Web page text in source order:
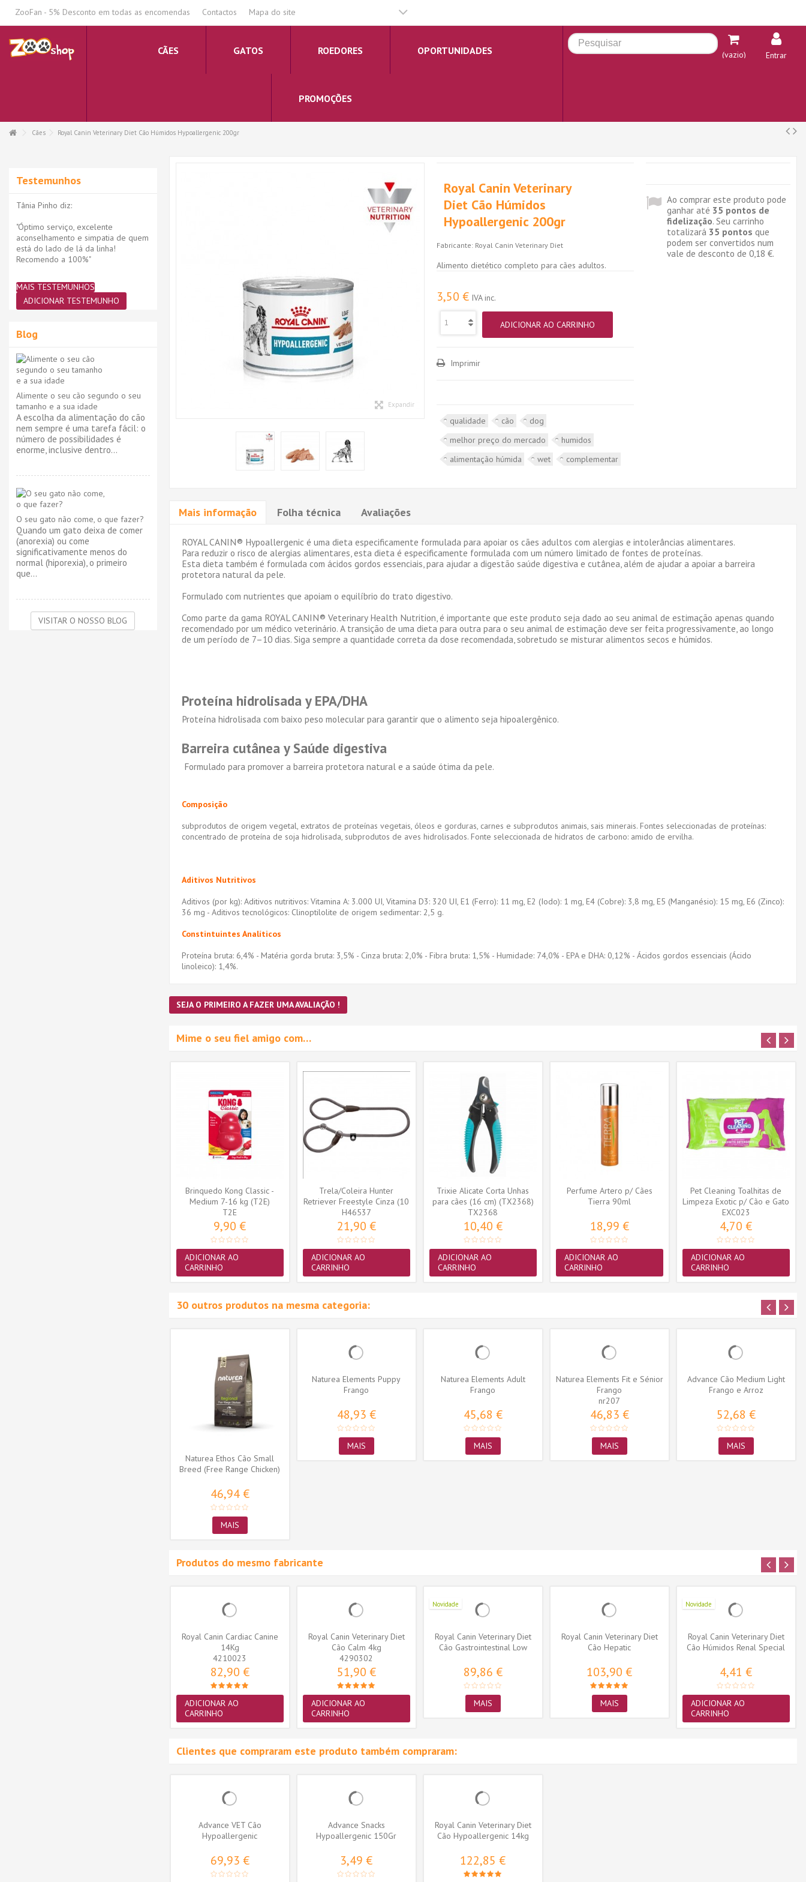
ZooFan - 5% Desconto em todas as encomendas Contactos Mapa do site
CÃES GATOS ROEDORES OPORTUNIDADES
PROMOÇÕES
(vazio) Entrar
Cães Royal Canin Veterinary Diet Cão Húmidos Hypoallergenic 200gr
Expandir
Royal Canin Veterinary
Diet Cão Húmidos
Hypoallergenic 200gr
Fabricante: Royal Canin Veterinary Diet
Alimento dietético completo para cães adultos.
3,50 € IVA inc.
ADICIONAR AO CARRINHO
Imprimir
qualidade cão
dog
melhor preço do mercado
humidos
alimentação húmida
wet complementar
Ao comprar este produto pode
ganhar até 35 pontos de
fidelização. Seu carrinho
totalizará 35 pontos que
podem ser convertidos num
vale de desconto de 0,18 €.
Mais informação Folha técnica Avaliações
ROYAL CANIN® Hypoallergenic é uma dieta especificamente formulada para apoiar os cães adultos com alergias e intolerâncias alimentares.
Para reduzir o risco de alergias alimentares, esta dieta é especificamente formulada com um número limitado de fontes de proteínas.
Esta dieta também é formulada com ácidos gordos essenciais, para ajudar a digestão saúde digestiva e cutânea, além de ajudar a apoiar a barreira
protetora natural da pele.
Formulado com nutrientes que apoiam o equilíbrio do trato digestivo.
Como parte da gama ROYAL CANIN® Veterinary Health Nutrition, é importante que este produto seja dado ao seu animal de estimação apenas quando
recomendado por um médico veterinário. A transição de uma dieta para outra para o seu animal de estimação deve ser feita progressivamente, ao longo
de um período de 7–10 dias. Siga sempre a quantidade correta da dose recomendada, sobretudo se misturar alimentos secos e húmidos.
Proteína hidrolisada y EPA/DHA
Proteína hidrolisada com baixo peso molecular para garantir que o alimento seja hipoalergênico.
Barreira cutânea y Saúde digestiva
Formulado para promover a barreira protetora natural e a saúde ótima da pele.
Composição
subprodutos de origem vegetal, extratos de proteínas vegetais, óleos e gorduras, carnes e subprodutos animais, sais minerais. Fontes seleccionadas de proteínas:
concentrado de proteína de soja hidrolisada, subprodutos de aves hidrolisados. Fonte seleccionada de hidratos de carbono: amido de ervilha.
Aditivos Nutritivos
Aditivos (por kg): Aditivos nutritivos: Vitamina A: 3.000 UI, Vitamina D3: 320 UI, E1 (Ferro): 11 mg, E2 (Iodo): 1 mg, E4 (Cobre): 3,8 mg, E5 (Manganésio): 15 mg, E6 (Zinco):
36 mg - Aditivos tecnológicos: Clinoptilolite de origem sedimentar: 2,5 g.
Constintuintes Analíticos
Proteína bruta: 6,4% - Matéria gorda bruta: 3,5% - Cinza bruta: 2,0% - Fibra bruta: 1,5% - Humidade: 74,0% - EPA e DHA: 0,12% - Ácidos gordos essenciais (Ácido
linoleico): 1,4%.
SEJA O PRIMEIRO A FAZER UMA AVALIAÇÃO !
Mime o seu fiel amigo com…
Brinquedo Kong Classic -
Medium 7-16 kg (T2E)
T2E
9,90 €
ADICIONAR AO
CARRINHO
Trela/Coleira Hunter
Retriever Freestyle Cinza (10
mm x...
H46537
21,90 €
ADICIONAR AO
CARRINHO
Trixie Alicate Corta Unhas
para cães (16 cm) (TX2368)
TX2368
10,40 €
ADICIONAR AO
CARRINHO
Perfume Artero p/ Cães
Tierra 90ml
18,99 €
ADICIONAR AO
CARRINHO
Pet Cleaning Toalhitas de
Limpeza Exotic p/ Cão e Gato
35...
EXC023
4,70 €
ADICIONAR AO
CARRINHO
30 outros produtos na mesma categoria:
Naturea Ethos Cão Small
Breed (Free Range Chicken)
46,94 €
MAIS
Naturea Elements Puppy
Frango
48,93 €
MAIS
Naturea Elements Adult
Frango
45,68 €
MAIS
Naturea Elements Fit e Sénior
Frango
nr207
46,83 €
MAIS
Advance Cão Medium Light
Frango e Arroz
52,68 €
MAIS
Produtos do mesmo fabricante
Royal Canin Cardiac Canine
14Kg
4210023
82,90 €
ADICIONAR AO
CARRINHO
Royal Canin Veterinary Diet
Cão Calm 4kg
4290302
51,90 €
ADICIONAR AO
CARRINHO
Novidade
Royal Canin Veterinary Diet
Cão Gastrointestinal Low
89,86 €
MAIS
Royal Canin Veterinary Diet
Cão Hepatic
103,90 €
MAIS
Novidade
Royal Canin Veterinary Diet
Cão Húmidos Renal Special
4,41 €
ADICIONAR AO
CARRINHO
Clientes que compraram este produto também compraram:
Advance VET Cão
Hypoallergenic
69,93 €
Advance Snacks
Hypoallergenic 150Gr
3,49 €
Royal Canin Veterinary Diet
Cão Hypoallergenic 14kg
122,85 €
Testemunhos
Tânia Pinho diz:
"Óptimo serviço, excelente
aconselhamento e simpatia de quem
está do lado de lá da linha!
Recomendo a 100%"
MAIS TESTEMUNHOS
ADICIONAR TESTEMUNHO
Blog
Alimente o seu cão segundo o seu
tamanho e a sua idade
A escolha da alimentação do cão
nem sempre é uma tarefa fácil: o
número de possibilidades é
enorme, inclusive dentro...
O seu gato não come, o que fazer?
Quando um gato deixa de comer
(anorexia) ou come
significativamente menos do
normal (hiporexia), o primeiro
que...
VISITAR O NOSSO BLOG